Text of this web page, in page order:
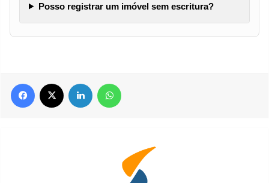
Posso registrar um imóvel sem escritura?
Facebook Linkedin